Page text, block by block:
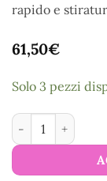
rapido e
61,50€
Solo 3 pezzi
Mini ferro da